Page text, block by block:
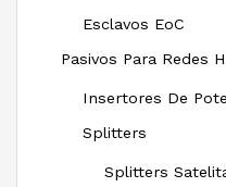
Esclavos EoC
Pasivos Para Redes
Insertores De
Splitters
Splitters